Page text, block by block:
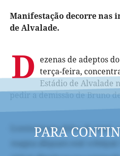
Manifestação decorre nas
de Alvalade.
D ezenas de adeptos
terça-feira,
Estádio de Alvalade
pedir a demissão de Bruno
PARA